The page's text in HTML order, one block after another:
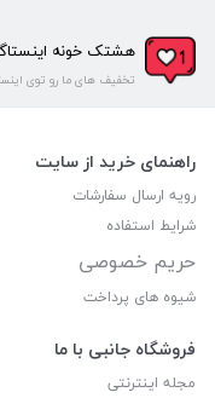
هشتک خونه
تخفیف های ما رو توی
راهنمای خرید از سایت
رویه ارسال سفارشات
شرایط استفاده
حریم خصوصی
شیوه های پرداخت
فروشگاه جانبی با ما
مجله اینترنتی